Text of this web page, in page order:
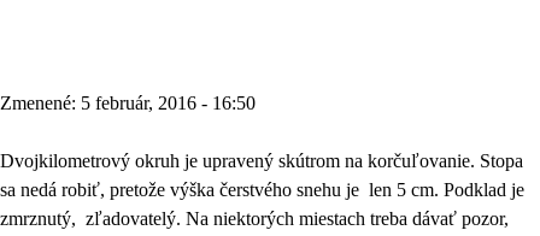
Zmenené: 5 február, 2016 - 16:50
Dvojkilometrový okruh je upravený skútrom na korčuľovanie. Stopa
sa nedá robiť, pretože výška čerstvého snehu je len 5 cm. Podklad je
zmrznutý, zľadovatelý. Na niektorých miestach treba dávať pozor,